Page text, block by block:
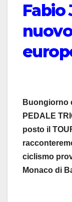
Fabio
Buongiorno
PEDALE
posto il
ciclismo
Monaco di